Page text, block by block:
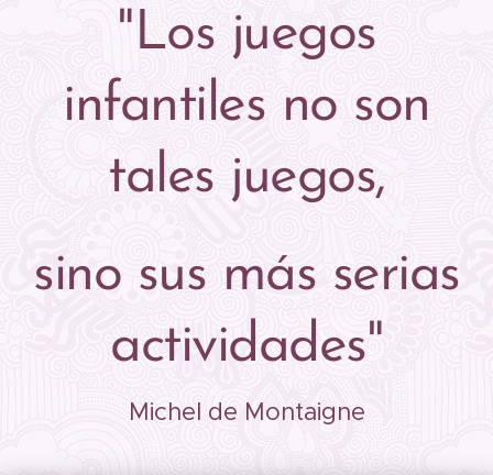
"Los juegos
infantiles no son
tales juegos,
sino sus más serias
actividades"
Michel de Montaigne